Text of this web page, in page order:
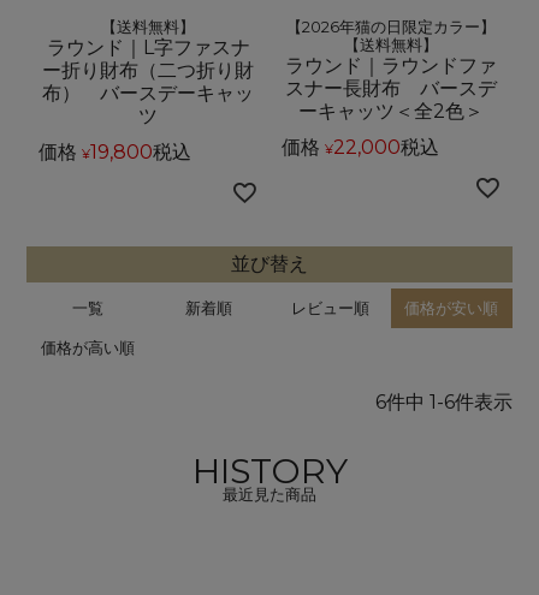
【送料無料】
ラウンド｜L字ファスナ
ー折り財布（二つ折り財
布） バースデーキャッ
ツ
価格 ¥19,800税込
【2026年猫の日限定カラー】
【送料無料】
ラウンド｜ラウンドファ
スナー長財布 バースデ
ーキャッツ＜全2色＞
価格 ¥22,000税込
並び替え
一覧 新着順 レビュー順 価格が安い順
価格が高い順
6件中 1-6件表示
HISTORY
最近見た商品